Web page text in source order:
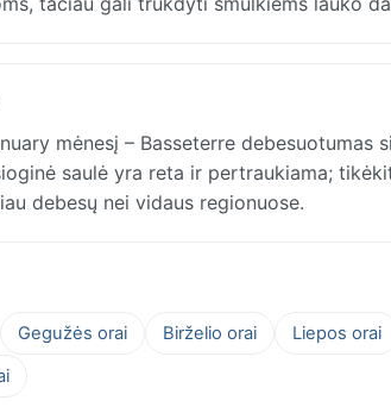
mėnesį – Basseterre debesuotumas
saulė yra reta ir pertraukiama;
debesų nei vidaus regionuose.
Gegužės orai Birželio orai Liepos orai